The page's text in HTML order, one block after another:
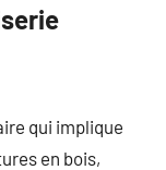
qui implique
en bois,